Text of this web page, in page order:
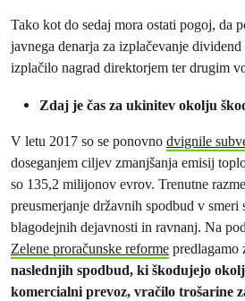
Tako kot do sedaj mora ostati pogoj, da
javnega denarja za izplačevanje
izplačilo nagrad direktorjem ter drugim
Zdaj je čas za ukinitev okolju
V letu 2017 so se ponovno dvignile
doseganjem ciljev zmanjšanja emisij
so 135,2 milijonov evrov. Trenutne
preusmerjanje državnih spodbud v
blagodejnih dejavnosti in ravnanj. Na
Zelene proračunske reforme predlagamo
naslednjih spodbud, ki škodujejo
komercialni prevoz, vračilo trošarine